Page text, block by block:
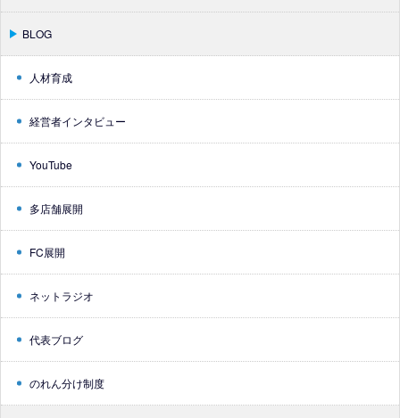
BLOG
人材育成
経営者インタビュー
YouTube
多店舗展開
FC展開
ネットラジオ
代表ブログ
のれん分け制度